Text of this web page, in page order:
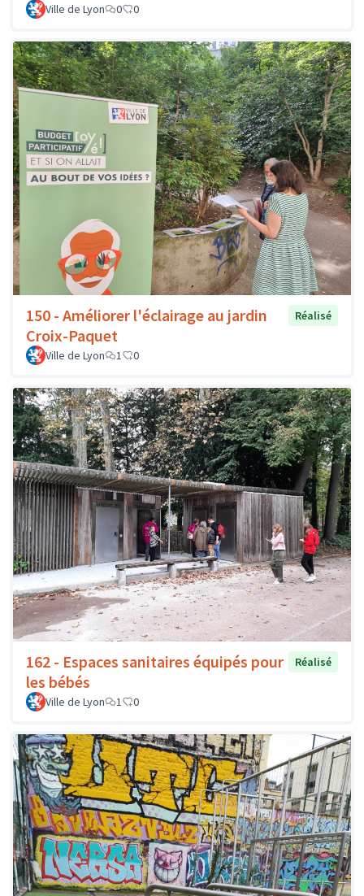
Ville de Lyon 0 0
150 - Améliorer l'éclairage au jardin
Croix-Paquet
Réalisé
Ville de Lyon 1 0
162 - Espaces sanitaires équipés pour
les bébés
Réalisé
Ville de Lyon 1 0